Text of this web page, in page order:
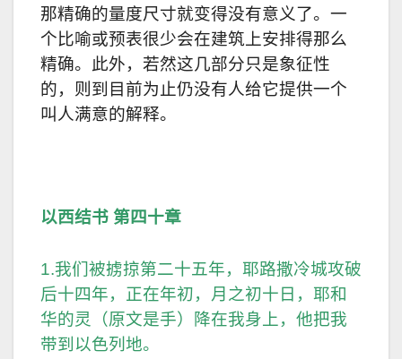
那精确的量度尺寸就变得没有意义了。一
个比喻或预表很少会在建筑上安排得那么
精确。此外，若然这几部分只是象征性
的，则到目前为止仍没有人给它提供一个
叫人满意的解释。
以西结书 第四十章
1.我们被掳掠第二十五年，耶路撒冷城攻破
后十四年，正在年初，月之初十日，耶和
华的灵（原文是手）降在我身上，他把我
带到以色列地。